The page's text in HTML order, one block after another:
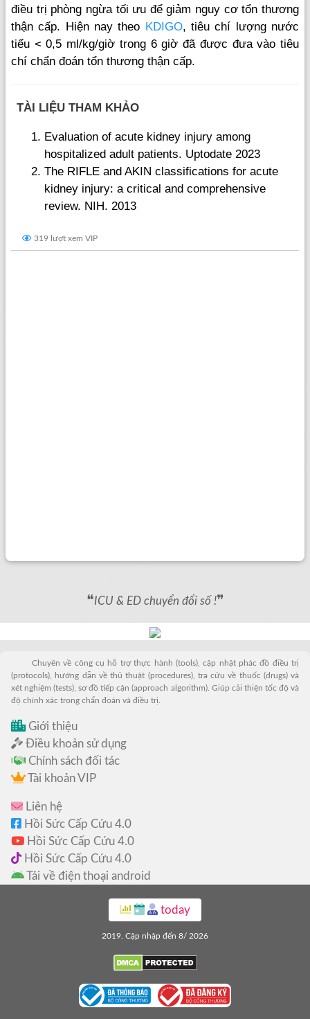
điều trị phòng ngừa tối ưu để giảm nguy cơ tổn thương
thận cấp. Hiện nay theo KDIGO, tiêu chí lượng nước
tiểu < 0,5 ml/kg/giờ trong 6 giờ đã được đưa vào tiêu
chí chẩn đoán tổn thương thận cấp.
TÀI LIỆU THAM KHẢO
Evaluation of acute kidney injury among
hospitalized adult patients. Uptodate 2023
The RIFLE and AKIN classifications for acute
kidney injury: a critical and comprehensive
review. NIH. 2013
319 lượt xem VIP
❝ICU & ED chuyển đổi số !❞
Chuyên về công cụ hỗ trợ thực hành (tools), cập nhật phác đồ điều trị
(protocols), hướng dẫn về thủ thuật (procedures), tra cứu về thuốc (drugs) và
xét nghiệm (tests), sơ đồ tiếp cận (approach algorithm). Giúp cải thiện tốc độ và
độ chính xác trong chẩn đoán và điều trị.
Giới thiệu
Điều khoản sử dụng
Chính sách đối tác
Tài khoản VIP
Liên hệ
Hồi Sức Cấp Cứu 4.0
Hồi Sức Cấp Cứu 4.0
Hồi Sức Cấp Cứu 4.0
Tải về điện thoại android
today
2019. Cập nhập đến 8/ 2026